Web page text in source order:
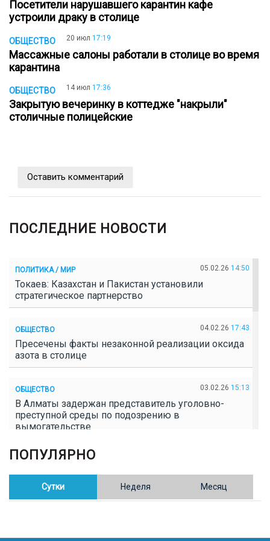
Посетители нарушавшего карантин кафе
устроили драку в столице
ОБЩЕСТВО 20 июл 17:19
Массажные салоны работали в столице во время
карантина
ОБЩЕСТВО 14 июл 17:36
Закрытую вечеринку в коттедже "накрыли"
столичные полицейские
Оставить комментарий
ПОСЛЕДНИЕ НОВОСТИ
ПОЛИТИКА / МИР 05.02.26 14:50
Токаев: Казахстан и Пакистан установили
стратегическое партнерство
ОБЩЕСТВО 04.02.26 17:43
Пресечены факты незаконной реализации оксида
азота в столице
ОБЩЕСТВО 03.02.26 15:13
В Алматы задержан представитель уголовно-
преступной среды по подозрению в
вымогательстве
ОБЩЕСТВО
Полицейские пресекли незаконное выращивание
конопли в Таразе
Казахстан возглавил Договор о зоне, свободной от
ПОПУЛЯРНО
Сутки Неделя Месяц